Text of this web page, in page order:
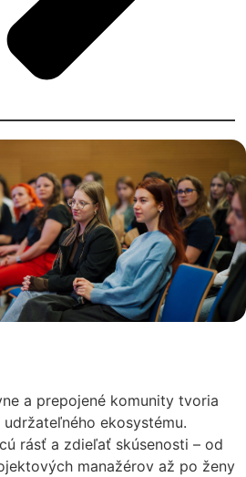
a prepojené komunity tvoria
ekosystému.
rásť a zdieľať skúsenosti – od
manažérov až po ženy